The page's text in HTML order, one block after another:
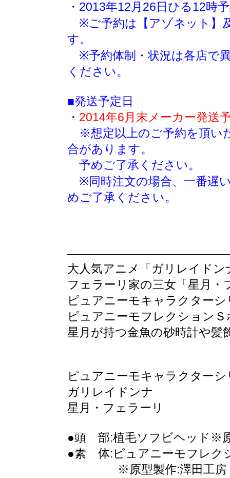
・2013年12月26日ひる12時
※ご予約は【アゾネット】
す。
※予約体制・状況は各店で
ください。
■発送予定日
・ 2014年6月末メーカー発送
※想定以上のご予約を頂い
合があります。
予めご了承ください。
※同時注文の場合、一番遅
めご了承ください。
大人気アニメ「ガリレイドン
フェラーリ家の三女「星月・
ピュアニーモキャラクター
ピュアニーモフレクション
星月が持つ金魚の砂時計や髪
ピュアニーモキャラクター
ガリレイドンナ
星月・フェラーリ
●頭 部:植毛ソフビヘッド※
●素 体:ピュアニーモフレク
※原型製作:澤田工房